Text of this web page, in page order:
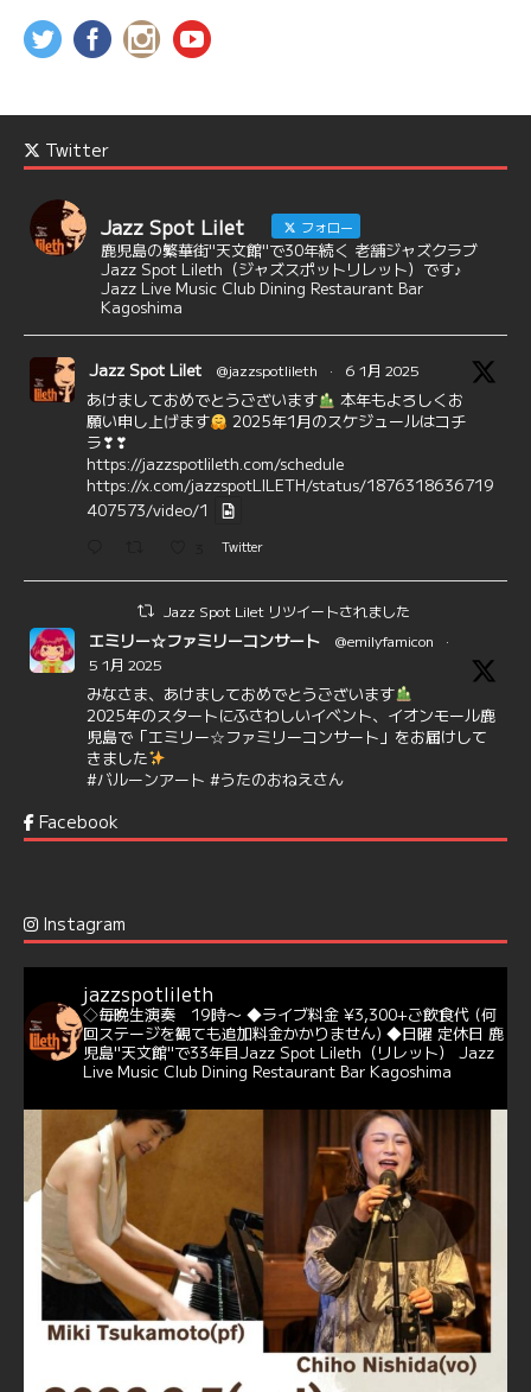
Twitter
Jazz Spot Lilet フォロー
鹿児島の繁華街"天文館"で30年続く 老舗ジャズクラブ
Jazz Spot Lileth（ジャズスポットリレット）です♪
Jazz Live Music Club Dining Restaurant Bar
Kagoshima
Jazz Spot Lilet @jazzspotlileth · 6 1月 2025
あけましておめでとうございます
本年もよろしくお
願い申し上げます
2025年1月のスケジュールはコチ
ラ❣❣
https://jazzspotlileth.com/schedule
https://x.com/jazzspotLILETH/status/1876318636719
407573/video/1
Twitter
Jazz Spot Lilet リツイートされました
エミリー☆ファミリーコンサート @emilyfamicon
·
5 1月 2025
みなさま、あけましておめでとうございます
2025年のスタートにふさわしいイベント、イオンモール鹿
児島で「エミリー☆ファミリーコンサート」をお届けして
きました
#バルーンアート #うたのおねえさん
6 7 Twitter
@delightful_gang
バー♪♬
当店での演奏シーンもご覧いただけます❣❣
#天文館ミリオネーション #ジャミラ #クリスマスソング
https://youtu.be/2lhypP4KWc4?si=CEbY-wEg5HDc_iEv
6 Twitter
Jazz Spot Lilet 11 11月 2024
忘年会＆新年会 ご予約承り中❣❣
☆窓辺から天文館ミリオネーション
☆JAZZの生演奏を聴きながら♪
☆地産地消に拘ったフードメニュー
プラン内容はご予算とご要望に応じてアレンジ可能ですの
で、お気軽にお問い合せください
https://jazzspotlileth.com/recommend/8650
6 7 Twitter
Load More
Facebook
Instagram
jazzspotlileth
◇毎晩生演奏 19時〜 ◆ライブ料金 ¥3,300+ご飲食代 (何
回ステージを観ても追加料金かかりません) ◆日曜 定休日 鹿
児島"天文館"で33年目Jazz Spot Lileth（リレット）
Jazz
Live Music Club Dining Restaurant Bar Kagoshima